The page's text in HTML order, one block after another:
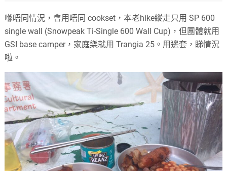
喺唔同情況，會用唔同 cookset，本老hike縱走只用 SP 600
single wall (Snowpeak Ti-Single 600 Wall Cup)，但團體就用
GSI base camper，家庭樂就用 Trangia 25。用邊套，睇情況
啦。